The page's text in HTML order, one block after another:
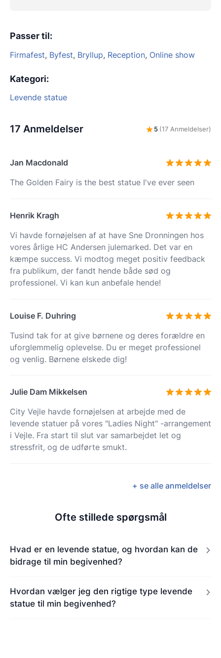
Passer til:
Firmafest, Byfest, Bryllup, Reception, Online show
Kategori:
Levende statue
17 Anmeldelser 5 (17 Anmeldelser)
Jan Macdonald
The Golden Fairy is the best statue I've ever seen
Henrik Kragh
Vi havde fornøjelsen af at have Sne Dronningen hos
vores årlige HC Andersen julemarked. Det var en
kæmpe success. Vi modtog meget positiv feedback
fra publikum, der fandt hende både sød og
professionel. Vi kan kun anbefale hende!
Louise F. Duhring
Tusind tak for at give børnene og deres forældre en
uforglemmelig oplevelse. Du er meget professionel
og venlig. Børnene elskede dig!
Julie Dam Mikkelsen
City Vejle havde fornøjelsen at arbejde med de
levende statuer på vores "Ladies Night" -arrangement
i Vejle. Fra start til slut var samarbejdet let og
stressfrit, og de udførte smukt.
+ se alle anmeldelser
Ofte stillede spørgsmål
Hvad er en levende statue, og hvordan kan de
bidrage til min begivenhed?
Hvordan vælger jeg den rigtige type levende
statue til min begivenhed?